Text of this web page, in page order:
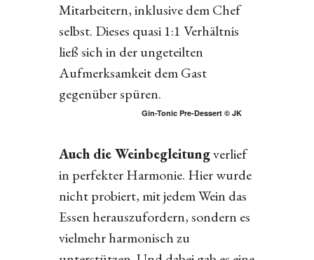
Mitarbeitern, inklusive dem Chef
selbst. Dieses quasi 1:1 Verhältnis
ließ sich in der ungeteilten
Aufmerksamkeit dem Gast
gegenüber spüren.
Gin-Tonic Pre-Dessert © JK
Auch die Weinbegleitungverlief
in perfekter Harmonie. Hier wurde
nicht probiert, mit jedem Wein das
Essen herauszufordern, sondern es
vielmehr harmonisch zu